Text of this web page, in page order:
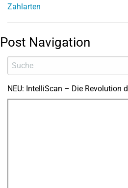
Zahlarten
Post Navigation
NEU: IntelliScan – Die Revolution